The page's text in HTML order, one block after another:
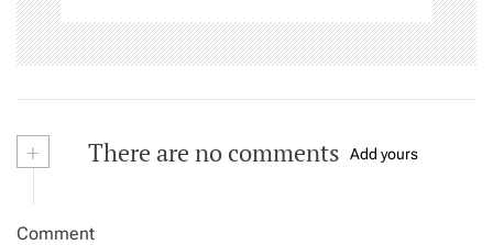
+ There are no comments Add yours
Comment